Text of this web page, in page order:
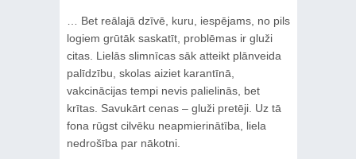
… Bet reālajā dzīvē, kuru, iespējams, no pils
logiem grūtāk saskatīt, problēmas ir gluži
citas. Lielās slimnīcas sāk atteikt plānveida
palīdzību, skolas aiziet karantīnā,
vakcinācijas tempi nevis palielinās, bet
krītas. Savukārt cenas – gluži pretēji. Uz tā
fona rūgst cilvēku neapmierinātība, liela
nedrošība par nākotni.